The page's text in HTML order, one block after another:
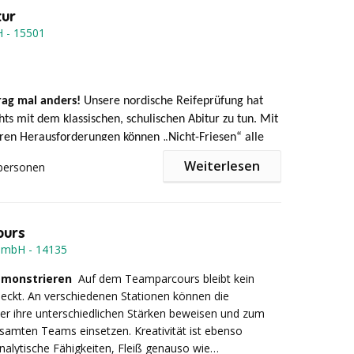
professionelle
ab* EUR 69,- pro Person zzgl. MwSt
- 15501
mal anders! Unsere nordische Reifeprüfung hat
mit dem klassischen, schulischen Abitur zu tun. Mit
Herausforderungen können „Nicht-Friesen“ alle
vor allem der Gruppenspaß.
sind zu meistern:
Weiterlesen
- 14135
Auf dem Teamparcours bleibt kein
An verschiedenen Stationen können die
ihre unterschiedlichen Stärken beweisen und zum
Teams einsetzen. Kreativität ist ebenso
Fähigkeiten, Fleiß genauso wie